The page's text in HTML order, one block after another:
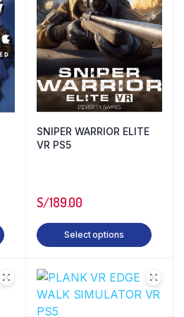
SNIPER WARRIOR ELITE
VR PS5
S/189.00
Select options